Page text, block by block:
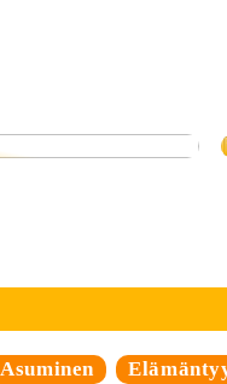
Asuminen